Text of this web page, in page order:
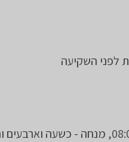
מנחה - בכניסת השבת, שחרית - 08:00, מנחה -